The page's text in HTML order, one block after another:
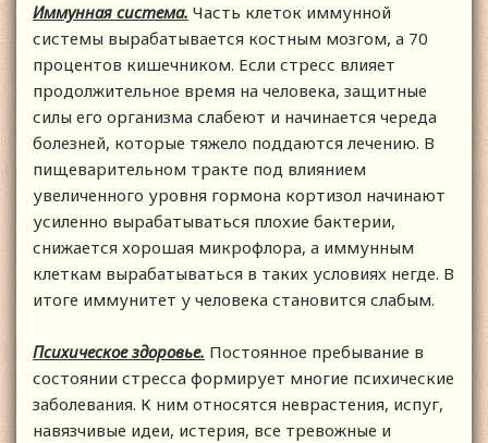
Иммунная система. Часть клеток иммунной
системы вырабатывается костным мозгом, а 70
процентов кишечником. Если стресс влияет
продолжительное время на человека, защитные
силы его организма слабеют и начинается череда
болезней, которые тяжело поддаются лечению. В
пищеварительном тракте под влиянием
увеличенного уровня гормона кортизол начинают
усиленно вырабатываться плохие бактерии,
снижается хорошая микрофлора, а иммунным
клеткам вырабатываться в таких условиях негде. В
итоге иммунитет у человека становится слабым.
Психическое здоровье. Постоянное пребывание в
состоянии стресса формирует многие психические
заболевания. К ним относятся неврастения, испуг,
навязчивые идеи, истерия, все тревожные и